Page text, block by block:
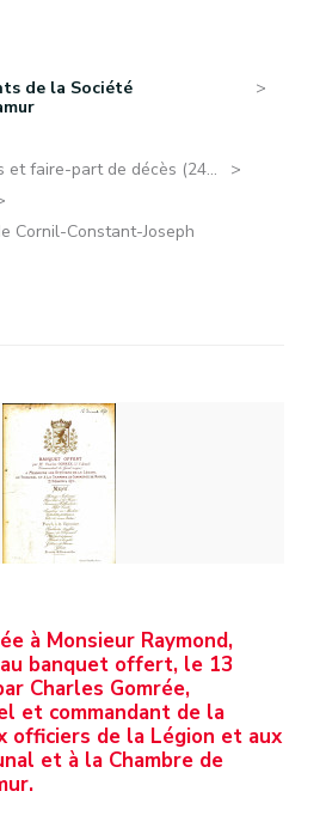
de la Société
et faire-part de décès (24...
Cornil-Constant-Joseph
à Monsieur Raymond,
banquet offert, le 13
Charles Gomrée,
et commandant de la
officiers de la Légion et aux
et à la Chambre de